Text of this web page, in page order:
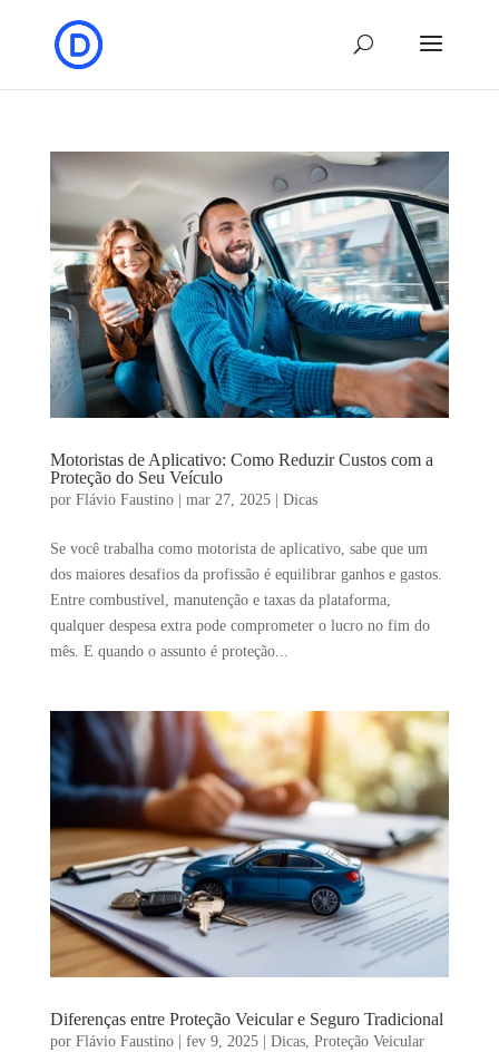
Motoristas de Aplicativo: Como Reduzir Custos com a
Proteção do Seu Veículo
por Flávio Faustino| mar 27, 2025| Dicas
Se você trabalha como motorista de aplicativo, sabe que um
dos maiores desafios da profissão é equilibrar ganhos e gastos.
Entre combustível, manutenção e taxas da plataforma,
qualquer despesa extra pode comprometer o lucro no fim do
mês. E quando o assunto é proteção...
Diferenças entre Proteção Veicular e Seguro Tradicional
por Flávio Faustino| fev 9, 2025| Dicas, Proteção Veicular